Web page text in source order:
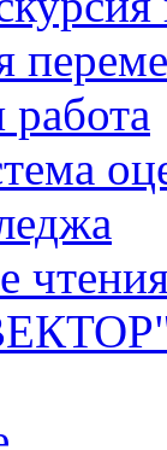
работа